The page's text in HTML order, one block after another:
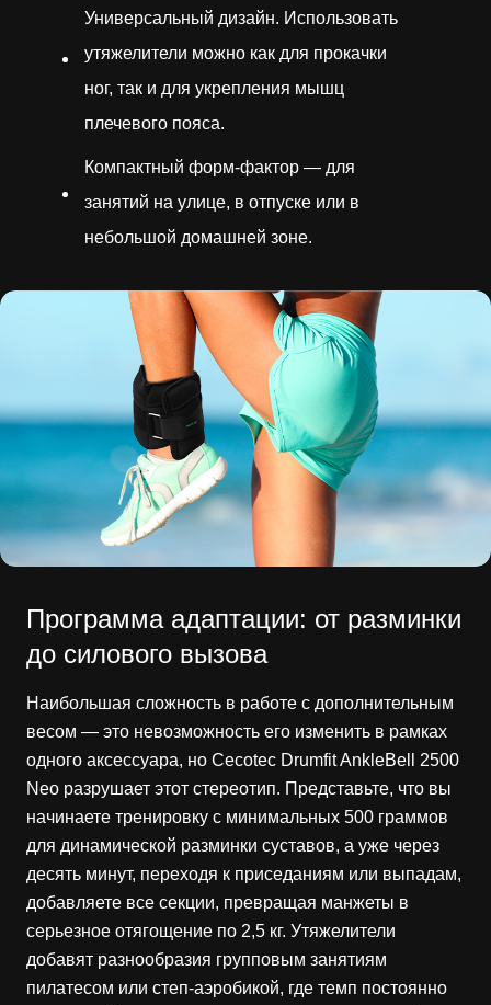
Универсальный дизайн. Использовать
утяжелители можно как для прокачки
ног, так и для укрепления мышц
плечевого пояса.
Компактный форм-фактор — для
занятий на улице, в отпуске или в
небольшой домашней зоне.
Программа адаптации: от разминки
до силового вызова
Наибольшая сложность в работе с дополнительным
весом — это невозможность его изменить в рамках
одного аксессуара, но Cecotec Drumfit AnkleBell 2500
Neo разрушает этот стереотип. Представьте, что вы
начинаете тренировку с минимальных 500 граммов
для динамической разминки суставов, а уже через
десять минут, переходя к приседаниям или выпадам,
добавляете все секции, превращая манжеты в
серьезное отягощение по 2,5 кг. Утяжелители
добавят разнообразия групповым занятиям
пилатесом или степ-аэробикой, где темп постоянно